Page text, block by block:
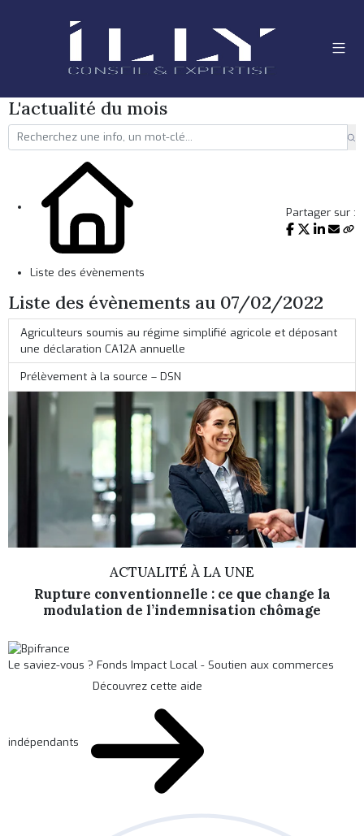
L'actualité du mois
Liste des évènements
Partager sur :
Liste des évènements au 07/02/2022
Agriculteurs soumis au régime simplifié agricole et déposant
une déclaration CA12A annuelle
Prélèvement à la source – DSN
ACTUALITÉ À LA UNE
Rupture conventionnelle : ce que change la
modulation de l’indemnisation chômage
Le saviez-vous ?Fonds Impact Local - Soutien aux commerces
indépendants
Découvrez cette aide